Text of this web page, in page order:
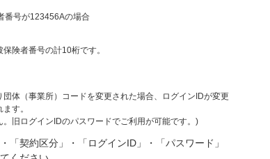
番号が123456Aの場合
険者番号の計10桁です。
体（事業所）コードを変更された場合、ログインIDが変更
す。
。旧ログインIDのパスワードでご利用が可能です。)
「契約区分」・「ログインID」・「パスワード」